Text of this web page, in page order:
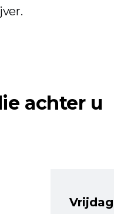
achter u